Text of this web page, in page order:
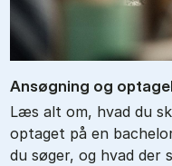
An­søg­ning og
Læs alt om, hvad du
optaget på en
du søger, og hvad der